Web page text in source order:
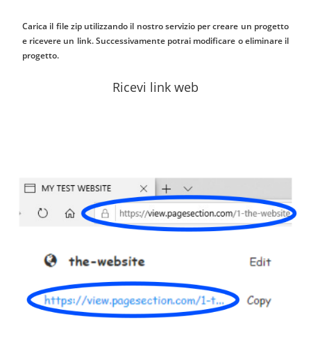
Carica il file zip utilizzando il nostro servizio per creare un progetto
e ricevere un link. Successivamente potrai modificare o eliminare il
progetto.
Ricevi link web